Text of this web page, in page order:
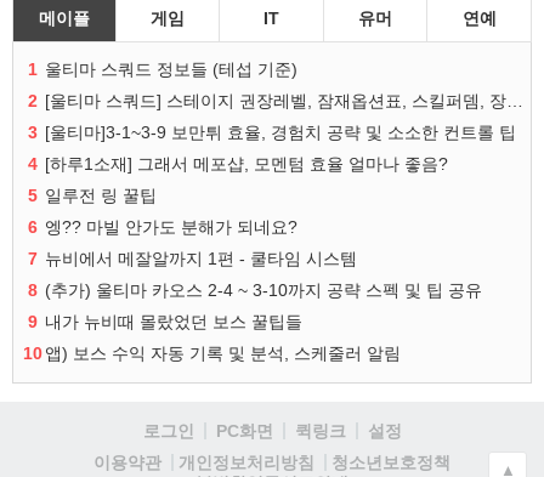
메이플 게임 IT 유머 연예
1 울티마 스쿼드 정보들 (테섭 기준)
2
3 [울티마]3-1~3-9 보만튀 효율, 경험치 공략 및 소소한 컨트롤 팁
4 [하루1소재] 그래서 메포샵, 모멘텀 효율 얼마나 좋음?
5 일루전 링 꿀팁
6 엥?? 마빌 안가도 분해가 되네요?
7 뉴비에서 메잘알까지 1편 - 쿨타임 시스템
8 (추가) 울티마 카오스 2-4 ~ 3-10까지 공략 스펙 및 팁 공유
9 내가 뉴비때 몰랐었던 보스 꿀팁들
10앱) 보스 수익 자동 기록 및 분석, 스케줄러 알림
로그인 PC화면 퀵링크
설정
이용약관
개인정보처리방침
청소년보호정책
▲